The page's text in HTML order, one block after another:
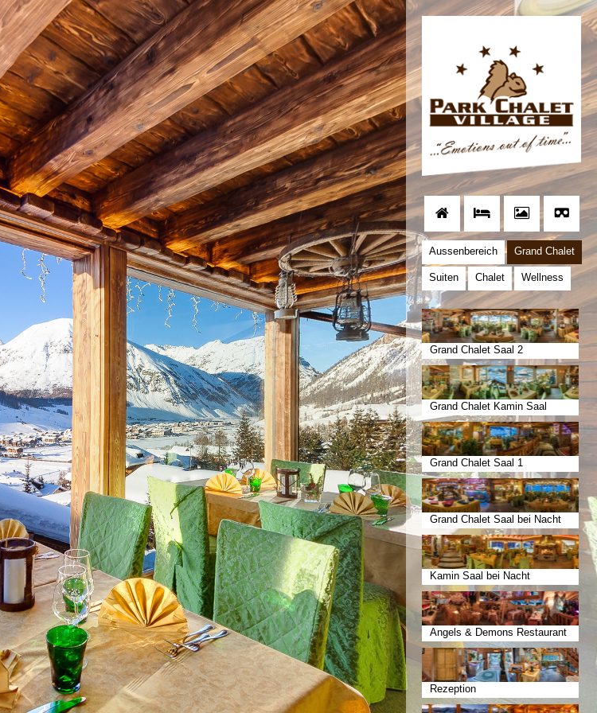
Aussenbereich Grand Chalet
Suiten Chalet Wellness
Grand Chalet Saal 2
Grand Chalet Kamin Saal
Grand Chalet Saal 1
Grand Chalet Saal bei Nacht
Kamin Saal bei Nacht
Angels & Demons Restaurant
Rezeption